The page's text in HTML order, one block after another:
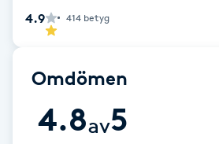
Fotsvamp
sina kunder. Hennes lugn, värme och äkta
stannar kvar hos henne år efter år.
4.9 414 betyg
Omdömen
4.8av5